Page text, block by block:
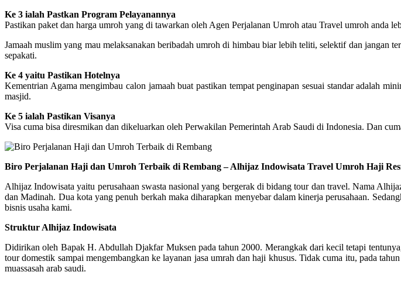
Ke 3 ialah Pastkan Program Pelayanannya
Pastikan paket dan harga umroh yang di tawarkan oleh Agen Perjalanan Umroh atau Travel umroh anda
Jamaah muslim yang mau melaksanakan beribadah umroh di himbau biar lebih teliti, selektif dan jangan
sepakati.
Ke 4 yaitu Pastikan Hotelnya
Kementrian Agama mengimbau calon jamaah buat pastikan tempat penginapan sesuai standar adalah
masjid.
Ke 5 ialah Pastikan Visanya
Visa cuma bisa diresmikan dan dikeluarkan oleh Perwakilan Pemerintah Arab Saudi di Indonesia. Dan
Biro Perjalanan Haji dan Umroh Terbaik di Rembang – Alhijaz Indowisata Travel Umroh Haji
Alhijaz Indowisata yaitu perusahaan swasta nasional yang bergerak di bidang tour dan travel. Nama
dan Madinah. Dua kota yang penuh berkah maka diharapkan menyebar dalam kinerja perusahaan.
bisnis usaha kami.
Struktur Alhijaz Indowisata
Didirikan oleh Bapak H. Abdullah Djakfar Muksen pada tahun 2000. Merangkak dari kecil tetapi
tour domestik sampai mengembangkan ke layanan jasa umrah dan haji khusus. Tidak cuma itu, pada
muassasah arab saudi.